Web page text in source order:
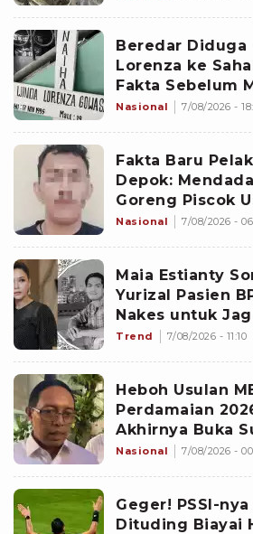
Beredar Diduga
Lorenza ke
Fakta Sebelum
di Medan Tewas
Nasional 7/08/2026 -
Fakta Baru
Depok:
Goreng Piscok
Interview di Mal
Nasional 7/08/2026 -
Maia Estianty
Yurizal Pasien
Nakes untuk
Trend 7/08/2026 - 11:10
Heboh Usulan
Perdamaian
Akhirnya Buka
Nasional 7/08/2026 -
Geger! PSSI-
Dituding Biayai